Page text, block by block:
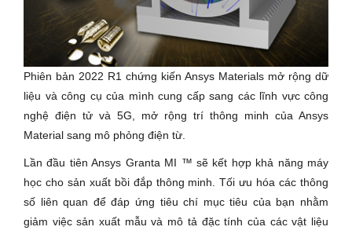
Phiên bản 2022 R1 chứng kiến Ansys Materials mở rộng dữ
liệu và công cụ của mình cung cấp sang các lĩnh vực công
nghệ điện tử và 5G, mở rộng trí thông minh của Ansys
Material sang mô phỏng điện từ.
Lần đầu tiên Ansys Granta MI ™ sẽ kết hợp khả năng máy
học cho sản xuất bồi đắp thông minh. Tối ưu hóa các thông
số liên quan để đáp ứng tiêu chí mục tiêu của bạn nhằm
giảm việc sản xuất mẫu và mô tả đặc tính của các vật liệu